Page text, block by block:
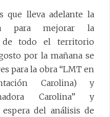
que lleva adelante la
para mejorar la
de todo el territorio
por la mañana se
para la obra “LMT en
Carolina) y
Carolina” y
del análisis de